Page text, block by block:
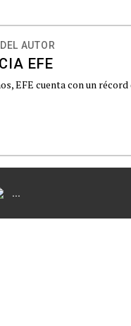
AUTOR
EFE
EFE cuenta con un récord
...